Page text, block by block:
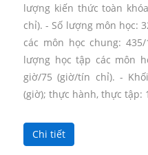
lượng kiến thức toàn
chỉ). - Số lượng môn học:
các môn học chung:
lượng học tập các môn
giờ/75 (giờ/tín chỉ). -
(giờ); thực hành, thực tập:
Chi tiết